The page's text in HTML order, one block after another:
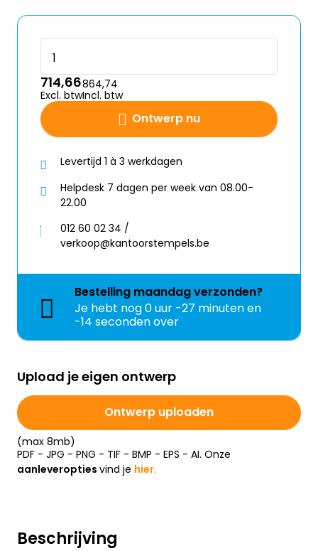
Beschrijving
Ontwerp nu
714,66
Excl. btw
864,74
Incl. btw
Levertijd 1 à 3 werkdagen
Helpdesk 7 dagen per week van 08.00-
22.00
012 60 02 34 /
verkoop@kantoorstempels.be
Bestelling maandagverzonden?
Je hebt nog0 uur -27 minuten en
-14 seconden over
Upload je eigen ontwerp
Ontwerp uploaden
(max 8mb)
PDF - JPG - PNG - TIF - BMP - EPS - AI. Onze
aanleveropties vind je hier.